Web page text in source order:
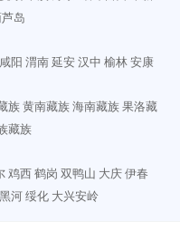
岛
咸阳 渭南延安汉中 榆林安康
族黄南藏族海南藏族果洛藏
藏族
鸡西鹤岗 双鸭山 大庆伊春
黑河绥化 大兴安岭